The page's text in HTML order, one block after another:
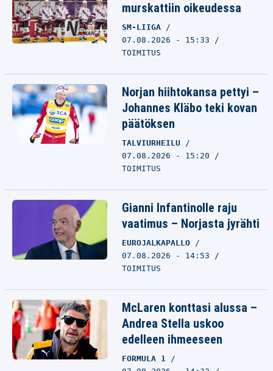
murskattiin oikeudessa
SM-LIIGA
07.08.2026 - 15:33
TOIMITUS
Norjan hiihtokansa pettyi –
Johannes Kläbo teki kovan
päätöksen
TALVIURHEILU
07.08.2026 - 15:20
TOIMITUS
Gianni Infantinolle raju
vaatimus – Norjasta jyrähti
EUROJALKAPALLO
07.08.2026 - 14:53
TOIMITUS
McLaren konttasi alussa –
Andrea Stella uskoo
edelleen ihmeeseen
FORMULA 1